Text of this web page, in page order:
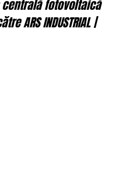
centrală fotovoltaică
ARS INDUSTRIAL |